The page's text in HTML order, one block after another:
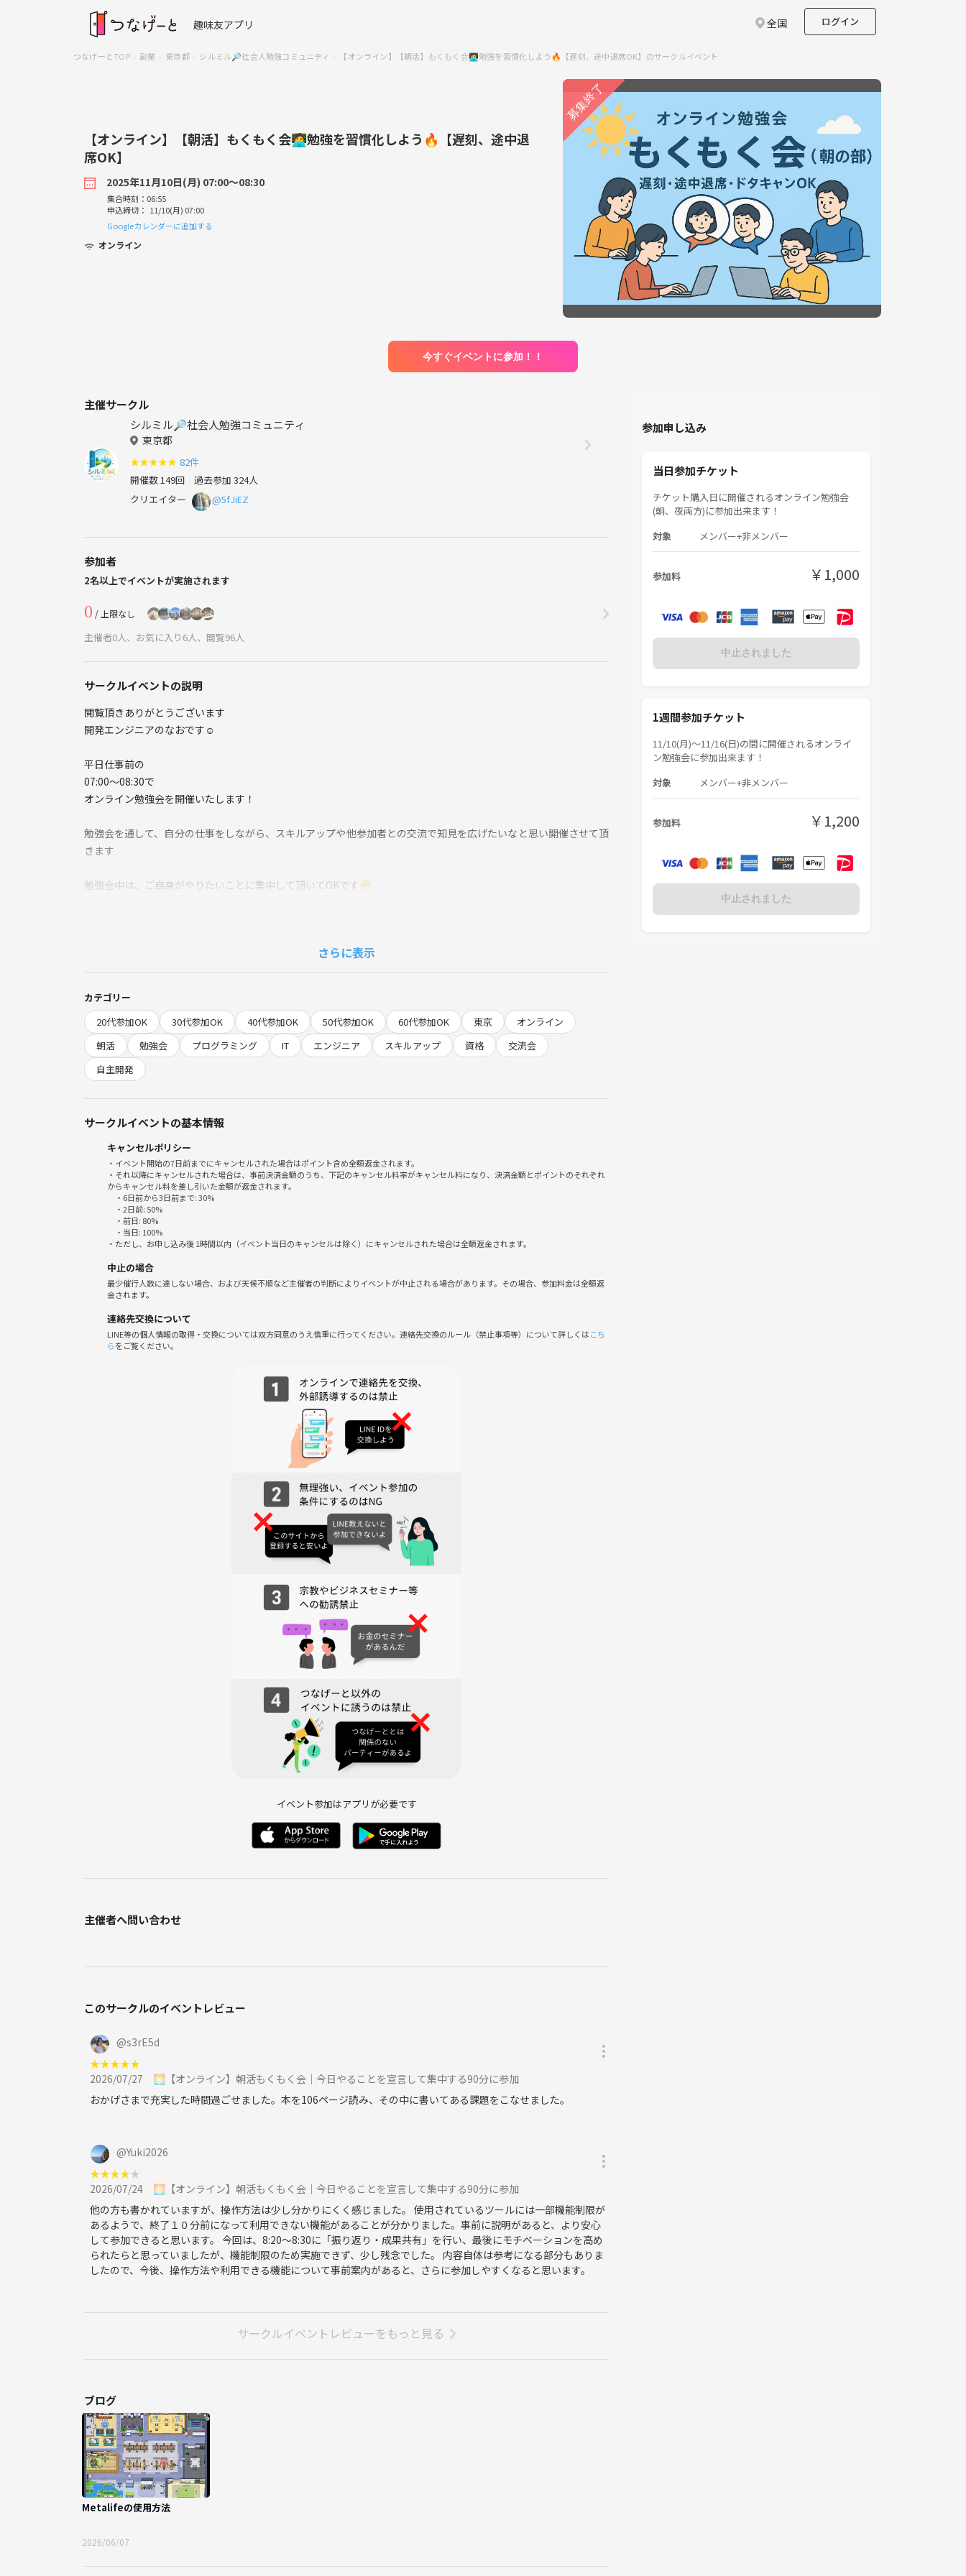
趣味友アプリ 全国 ログイン
つなげーとTOP 副業 東京都 シルミル🔎社会人勉強コミュニティ 【オンライン】【朝活】もくもく会🧑‍💻勉強を習慣化しよう🔥【遅刻、途中退席OK】のサークルイベント
【オンライン】【朝活】もくもく会🧑‍💻勉強を習慣化しよう🔥【遅刻、途中退
席OK】
2025年11月10日(月) 07:00〜08:30
集合時刻：06:55
申込締切： 11/10(月) 07:00
Googleカレンダーに追加する
オンライン
今すぐイベントに参加！！
主催サークル
シルミル🔎社会人勉強コミュニティ
東京都
★★★★★ 82件
開催数 149回 過去参加 324人
クリエイター
@5fJiEZ
参加者
2名以上でイベントが実施されます
0 / 上限なし
主催者0人、お気に入り6人、閲覧96人
サークルイベントの説明
閲覧頂きありがとうございます
開発エンジニアのなおです☺️
平日仕事前の
07:00〜08:30で
オンライン勉強会を開催いたします！
勉強会を通して、自分の仕事をしながら、スキルアップや他参加者との交流で知見を広げたいなと思い開催させて頂
きます
勉強会中は、ご自身がやりたいことに集中して頂いてOKです😁
などなど
◆会場
オンライン
※参加される方へ個別でZoomのURLを送ります☺️
07:00 自己紹介、作業内容の共有
07:10
〜 自己学習
08:20 本日の振り返り
08:30 解散
🙆‍♂️途中参加、途中退場OK
🙆※カメラ、マイクOFFでもOK(チャット参加歓迎)
◆参加費
当日参加チケット : 500円
または
1週間参加チケット : 700円
1. つなげーとでチケットを購入された当日内であれば、追加費用なしで朝と夜の部のオンライン勉強会にご参加いた
2. 別時間帯のオンライン勉強会に参加をご希望の場合は、開始1時間前までに主催者へダイレクトメッセージでご連
1. つなげーとでチケットを購入された週内(月〜日)であれば、追加費用なしで別日程のオンライン勉強会にもご参加
2. 別日程のオンライン勉強会に参加をご希望の場合は、前日までに主催者へダイレクトメッセージで参加希望日をご
・開催内容や風景写真、動画のSNS等への無許可投稿
サークルやイベントの輪を乱す行動をする方、運営側の指示に従って頂けない方や運営側が参加者様として相応しく
ないと判断した方は、参加をお断りする場合がございます。
さらに表示
カテゴリー
20代参加OK
30代参加OK 40代参加OK 50代参加OK 60代参加OK 東京
オンライン
朝活
勉強会 プログラミング IT エンジニア スキルアップ 資格
交流会
自主開発
サークルイベントの基本情報
キャンセルポリシー
・イベント開始の7日前までにキャンセルされた場合はポイント含め全額返金されます。
・それ以降にキャンセルされた場合は、事前決済金額のうち、下記のキャンセル料率がキャンセル料になり、決済金額とポイントのそれぞれ
からキャンセル料を差し引いた金額が返金されます。
・6日前から3日前まで: 30%
・2日前: 50%
・前日: 80%
・当日: 100%
・ただし、お申し込み後 1時間以内（イベント当日のキャンセルは除く）にキャンセルされた場合は全額返金されます。
中止の場合
最少催行人数に達しない場合、および天候不順など主催者の判断によりイベントが中止される場合があります。その場合、参加料金は全額返
金されます。
連絡先交換について
LINE等の個人情報の取得・交換については双方同意のうえ慎重に行ってください。連絡先交換のルール（禁止事項等）について詳しくはこち
らをご覧ください。
イベント参加はアプリが必要です
主催者へ問い合わせ
このサークルのイベントレビュー
@s3rE5d
★★★★★
2026/07/27
🌅【オンライン】朝活もくもく会｜今日やることを宣言して集中する90分に参加
おかげさまで充実した時間過ごせました。本を106ページ読み、その中に書いてある課題をこなせました。
@Yuki2026
★★★★★
2026/07/24
🌅【オンライン】朝活もくもく会｜今日やることを宣言して集中する90分に参加
他の方も書かれていますが、操作方法は少し分かりにくく感じました。 使用されているツールには一部機能制限が
あるようで、終了１０分前になって利用できない機能があることが分かりました。事前に説明があると、より安心
して参加できると思います。 今回は、8:20〜8:30に「振り返り・成果共有」を行い、最後にモチベーションを高め
られたらと思っていましたが、機能制限のため実施できず、少し残念でした。 内容自体は参考になる部分もありま
したので、今後、操作方法や利用できる機能について事前案内があると、さらに参加しやすくなると思います。
サークルイベントレビューをもっと見る
ブログ
Metalifeの使用方法
2026/06/07
参加申し込み
当日参加チケット
チケット購入日に開催されるオンライン勉強会
(朝、夜両方)に参加出来ます！
対象 メンバー+非メンバー
参加料 ￥1,000
中止されました
1週間参加チケット
11/10(月)〜11/16(日)の間に開催されるオンライ
ン勉強会に参加出来ます！
対象
メンバー+非メンバー
参加料 ￥1,200
中止されました